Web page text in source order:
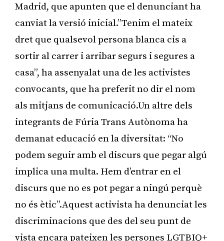
Madrid, que apunten que el denunciant ha
canviat la versió inicial.”Tenim el mateix
dret que qualsevol persona blanca cis a
sortir al carrer i arribar segurs i segures a
casa”, ha assenyalat una de les activistes
convocants, que ha preferit no dir el nom
als mitjans de comunicació.Un altre dels
integrants de Fúria Trans Autònoma ha
demanat educació en la diversitat: “No
podem seguir amb el discurs que pegar algú
implica una multa. Hem d’entrar en el
discurs que no es pot pegar a ningú perquè
no és ètic”.Aquest activista ha denunciat les
discriminacions que des del seu punt de
vista encara pateixen les persones LGTBIQ+